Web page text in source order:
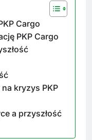
Cargo
PKP Cargo
kryzys PKP
a przyszłość